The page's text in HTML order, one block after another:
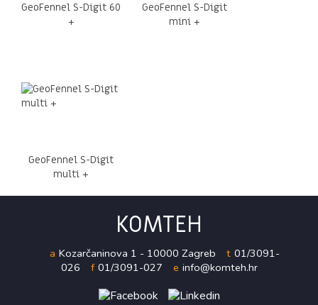
GeoFennel S-Digit 60
+
GeoFennel S-Digit
mini +
GeoFennel S-Digit
multi +
KOMTEH
a Kozarčaninova 1 - 10000 Zagreb t 01/3091-
026
f 01/3091-027 e info@komteh.hr